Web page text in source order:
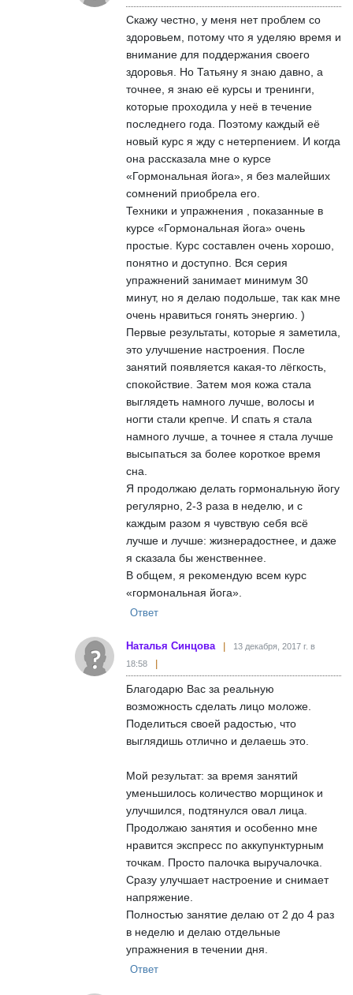
Скажу честно, у меня нет проблем со
здоровьем, потому что я уделяю время и
внимание для поддержания своего
здоровья. Но Татьяну я знаю давно, а
точнее, я знаю её курсы и тренинги,
которые проходила у неё в течение
последнего года. Поэтому каждый её
новый курс я жду с нетерпением. И когда
она рассказала мне о курсе
«Гормональная йога», я без малейших
сомнений приобрела его.
Техники и упражнения , показанные в
курсе «Гормональная йога» очень
простые. Курс составлен очень хорошо,
понятно и доступно. Вся серия
упражнений занимает минимум 30
минут, но я делаю подольше, так как мне
очень нравиться гонять энергию. )
Первые результаты, которые я заметила,
это улучшение настроения. После
занятий появляется какая-то лёгкость,
спокойствие. Затем моя кожа стала
выглядеть намного лучше, волосы и
ногти стали крепче. И спать я стала
намного лучше, а точнее я стала лучше
высыпаться за более короткое время
сна.
Я продолжаю делать гормональную йогу
регулярно, 2-3 раза в неделю, и с
каждым разом я чувствую себя всё
лучше и лучше: жизнерадостнее, и даже
я сказала бы женственнее.
В общем, я рекомендую всем курс
«гормональная йога».
Ответ
Наталья Синцова
13 декабря, 2017 г. в
18:58
Благодарю Вас за реальную
возможность сделать лицо моложе.
Поделиться своей радостью, что
выглядишь отлично и делаешь это.
Мой результат: за время занятий
уменьшилось количество морщинок и
улучшился, подтянулся овал лица.
Продолжаю занятия и особенно мне
нравится экспресс по аккупунктурным
точкам. Просто палочка выручалочка.
Сразу улучшает настроение и снимает
напряжение.
Полностью занятие делаю от 2 до 4 раз
в неделю и делаю отдельные
упражнения в течении дня.
Ответ